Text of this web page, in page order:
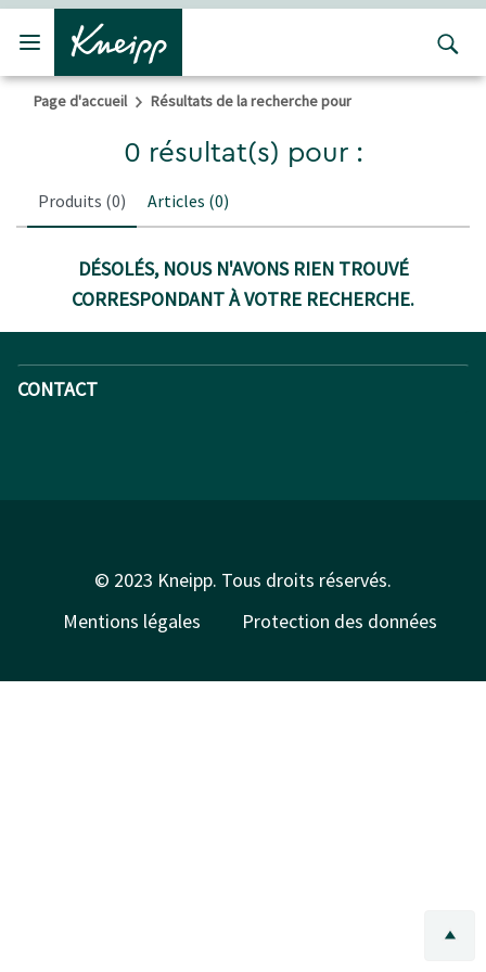
Passer au contenu principal
Passer au contenu du pied de page
Page d'accueil Résultats de la recherche pour
0 résultat(s) pour :
Produits (0) Articles (0)
DÉSOLÉS, NOUS N'AVONS RIEN TROUVÉ
CORRESPONDANT À VOTRE RECHERCHE.
CONTACT
© 2023 Kneipp. Tous droits réservés.
Mentions légales
Protection des données